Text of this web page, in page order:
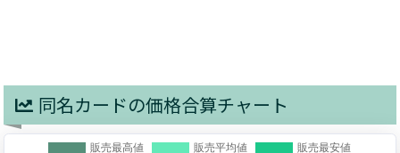
同名カードの価格合算チャート